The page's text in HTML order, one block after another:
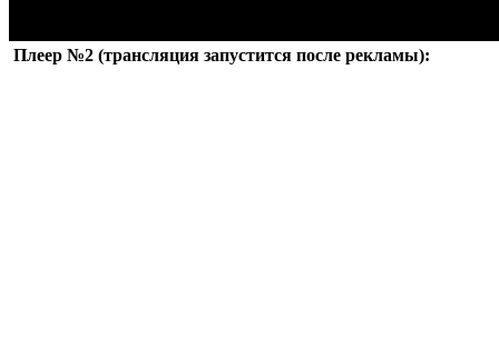
Плеер №2 (трансляция запустится после рекламы):